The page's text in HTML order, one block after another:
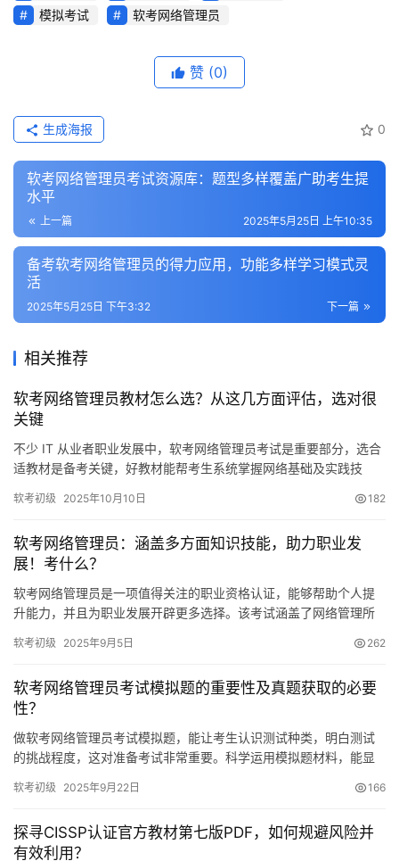
模拟考试
软考网络管理员
赞 (0)
0
生成海报
软考网络管理员考试资源库：题型多样覆盖广助考生提
水平
上一篇 2025年5月25日 上午10:35
备考软考网络管理员的得力应用，功能多样学习模式灵
活
下一篇
2025年5月25日 下午3:32
相关推荐
软考网络管理员教材怎么选？从这几方面评估，选对很
关键
不少 IT 从业者职业发展中，软考网络管理员考试是重要部分，选合
适教材是备考关键，好教材能帮考生系统掌握网络基础及实践技
软考初级 2025年10月10日 182
软考网络管理员：涵盖多方面知识技能，助力职业发
展！考什么？
软考网络管理员是一项值得关注的职业资格认证，能够帮助个人提
升能力，并且为职业发展开辟更多选择。该考试涵盖了网络管理所
软考初级 2025年9月5日 262
软考网络管理员考试模拟题的重要性及真题获取的必要
性？
做软考网络管理员考试模拟题，能让考生认识测试种类，明白测试
的挑战程度，这对准备考试非常重要。科学运用模拟题材料，能显
软考初级 2025年9月22日 166
探寻CISSP认证官方教材第七版PDF，如何规避风险并
有效利用？